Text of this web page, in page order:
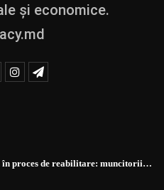
și economice.
în proces de reabilitare: muncitorii…